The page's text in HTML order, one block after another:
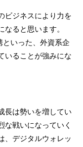
ビジネスにより力を
ると思います。
といった、外資系企
いることが強みにな
長は勢いを増してい
な戦いになっていく
、デジタルウォレッ